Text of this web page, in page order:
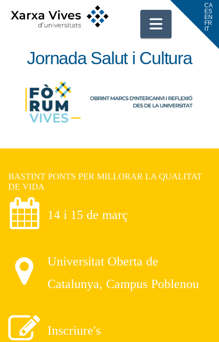
Jornada Salut i Cultura
BASTINT PONTS PER MILLORAR LA QUALITAT
DE VIDA
14 i 15 de març
Universitat Oberta de
Catalunya, Campus Poblenou
Inscriure's